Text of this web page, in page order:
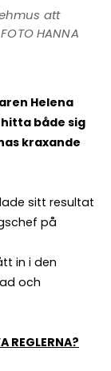
att
HANNA
Helena
både sig
kraxande
sitt resultat
på
in i den
och
REGLERNA?